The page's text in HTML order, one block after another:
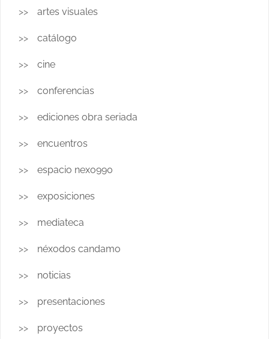
artes visuales
catálogo
cine
conferencias
ediciones obra seriada
encuentros
espacio nexo990
exposiciones
mediateca
néxodos candamo
noticias
presentaciones
proyectos